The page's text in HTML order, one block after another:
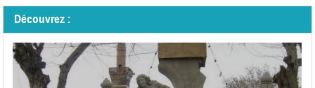
Découvrez :